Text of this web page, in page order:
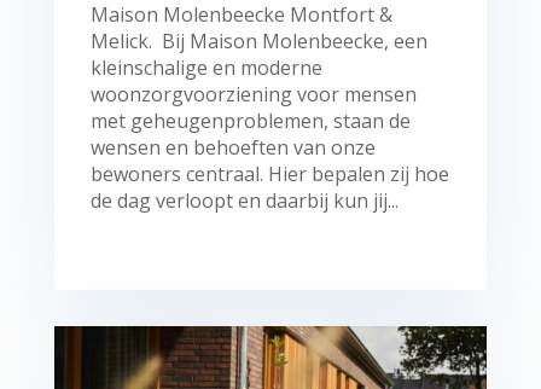
Maison Molenbeecke Montfort &
Melick. Bij Maison Molenbeecke, een
kleinschalige en moderne
woonzorgvoorziening voor mensen
met geheugenproblemen, staan de
wensen en behoeften van onze
bewoners centraal. Hier bepalen zij hoe
de dag verloopt en daarbij kun jij...